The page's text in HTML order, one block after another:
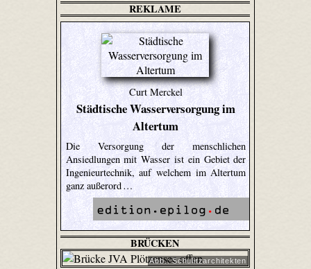
REKLAME
Curt Merckel
Städtische Wasserversorgung im
Altertum
Die Versorgung der menschlichen
Ansiedlungen mit Wasser ist ein Gebiet der
Ingenieurtechnik, auf welchem im Altertum
ganz außerord …
BRÜCKEN
Abb.: Schulitzarchitekten